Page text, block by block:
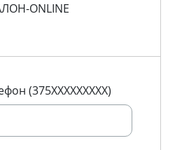
ONLINE
(375XXXXXXXXX)